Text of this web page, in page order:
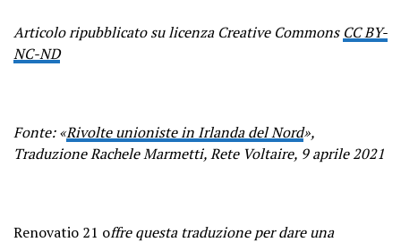
Articolo ripubblicato su licenza Creative Commons CC BY-
NC-ND
Fonte: «Rivolte unioniste in Irlanda del Nord»,
Traduzione Rachele Marmetti,Rete Voltaire, 9 aprile 2021
Renovatio 21 offre questa traduzione per dare una